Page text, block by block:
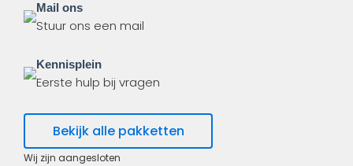
Mail ons
Stuur ons een mail
Kennisplein
Eerste hulp bij vragen
Bekijk alle pakketten
Wij zijn aangesloten